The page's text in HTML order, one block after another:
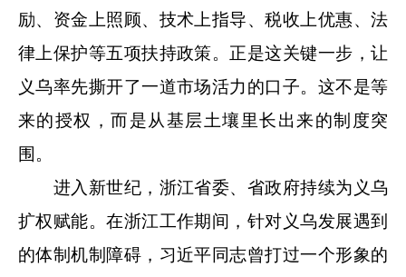
励、资金上照顾、技术上指导、税收上优惠、法
律上保护等五项扶持政策。正是这关键一步，让
义乌率先撕开了一道市场活力的口子。这不是等
来的授权，而是从基层土壤里长出来的制度突
围。
进入新世纪，浙江省委、省政府持续为义乌
扩权赋能。在浙江工作期间，针对义乌发展遇到
的体制机制障碍，习近平同志曾打过一个形象的